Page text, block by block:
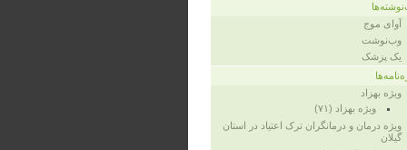
آوای موج
وب‌نوشت
یک پزشک
ویژه‌ بهزاد
ویژه‌ بهزاد (۷۱)
ویژه‌ درمان و درمانگران ترک اعتیاد در استان
گیلان